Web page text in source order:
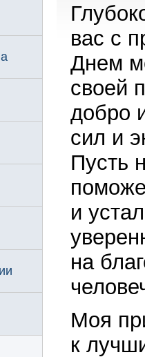
вас с
Днем
своей
добро
сил и
Пусть
и
на
Моя
к